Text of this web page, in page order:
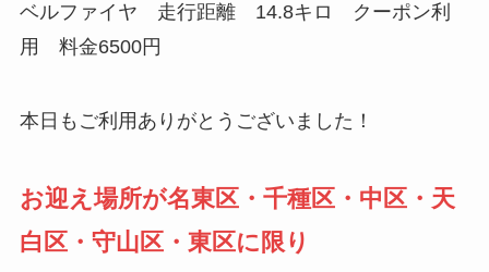
ベルファイヤ 走行距離 14.8キロ クーポン利
用 料金6500円
本日もご利用ありがとうございました！
お迎え場所が名東区・千種区・中区・天
白区・守山区・東区に限り